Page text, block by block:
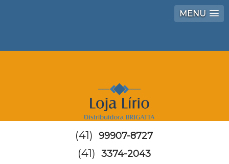
MENU
(41) 99907-8727
(41) 3374-2043